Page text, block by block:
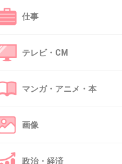
が...(つД`)ノ
った…
仕事
テレビ・CM
マンガ・アニメ・本
画像
政治・経済